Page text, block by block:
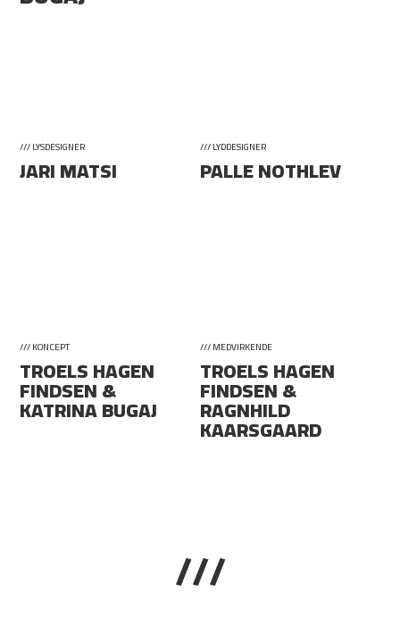
/// LYSDESIGNER
JARI MATSI
/// LYDDESIGNER
PALLE NOTHLEV
/// KONCEPT
TROELS HAGEN
FINDSEN &
KATRINA BUGAJ
/// MEDVIRKENDE
TROELS HAGEN
FINDSEN &
RAGNHILD
KAARSGAARD
///